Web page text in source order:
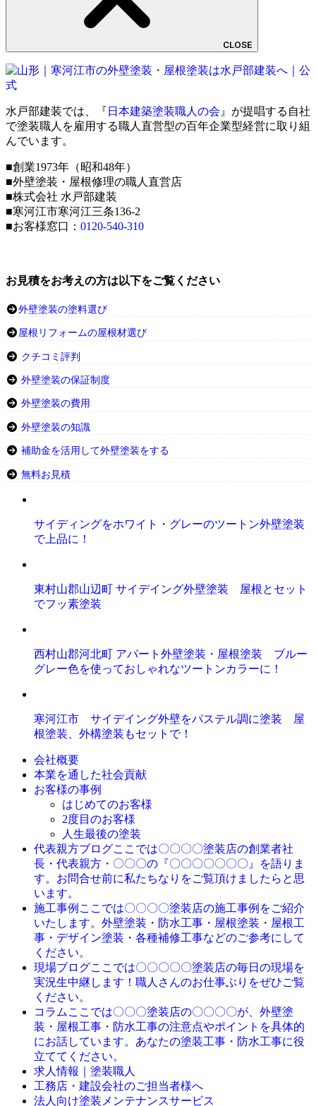
CLOSE
水戸部建装では、『 日本建築塗装職人の会 』が提唱する自社
で塗装職人を雇用する職人直営型の百年企業型経営に取り組
んでいます。
■創業1973年（昭和48年）
■外壁塗装・屋根修理の職人直営店
■株式会社 水戸部建装
■寒河江市寒河江三条136-2
■お客様窓口： 0120-540-310
お見積をお考えの方は以下をご覧ください
外壁塗装の塗料選び
屋根リフォームの屋根材選び
クチコミ評判
外壁塗装の保証制度
外壁塗装の費用
外壁塗装の知識
補助金を活用して外壁塗装をする
無料お見積
サイディングをホワイト・グレーのツートン外壁塗装
で上品に！
東村山郡山辺町 サイデイング外壁塗装 屋根とセット
でフッ素塗装
西村山郡河北町 アパート外壁塗装・屋根塗装 ブルー
グレー色を使っておしゃれなツートンカラーに！
寒河江市 サイデイング外壁をパステル調に塗装 屋
根塗装、外構塗装もセットで！
会社概要
本業を通した社会貢献
お客様の事例
はじめてのお客様
2度目のお客様
人生最後の塗装
代表親方ブログここでは〇〇〇〇塗装店の創業者社
長・代表親方・〇〇〇の『〇〇〇〇〇〇〇』を語りま
す。お問合せ前に私たちなりをご覧頂けましたらと思
います。
施工事例 ここでは〇〇〇〇塗装店の施工事例をご紹介
いたします。外壁塗装・防水工事・屋根塗装・屋根工
事・デザイン塗装・各種補修工事などのご参考にして
ください。
現場ブログここでは〇〇〇〇〇塗装店の毎日の現場を
実況生中継します！職人さんのお仕事ぶりをぜひご覧
ください。
コラム ここでは〇〇〇塗装店の〇〇〇〇が、外壁塗
装・屋根工事・防水工事の注意点やポイントを具体的
にお話しています。あなたの塗装工事・防水工事に役
立ててください。
求人情報｜塗装職人
工務店・建設会社のご担当者様へ
法人向け塗装メンテナンスサービス